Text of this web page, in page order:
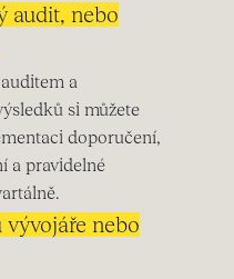
audit, nebo
a
si můžete
doporučení,
a pravidelné
nebo